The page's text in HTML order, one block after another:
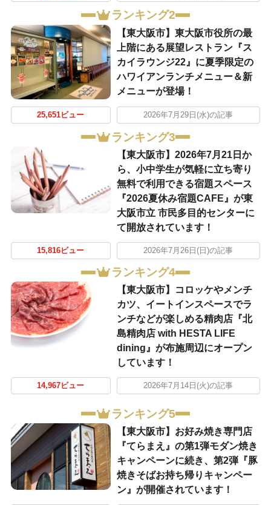
ランキング2
【東大阪市】東大阪市役所の最
上階にある展望レストラン『ス
カイラウンジ22』に夏季限定の
ハワイアンランチメニュー＆新
メニューが登場！
25,651ビュー 2026年7月29日(水)の記事
ランキング3
【東大阪市】2026年7月21日か
ら、小中学生が気軽に立ち寄り
無料で利用できる宿題スペース
『2026夏休み宿題CAFE』が東
大阪市立 市民多目的センターに
て開放されています！
15,816ビュー 2026年7月26日(日)の記事
ランキング4
【東大阪市】コロッケやメンチ
カツ、イートインスペースでラ
ンチなどが楽しめる精肉店『北
島精肉店 with HESTA LIFE
dining』が布施周辺にオープン
しています！
14,967ビュー 2026年7月14日(火)の記事
ランキング5
【東大阪市】お好み焼き専門店
『てらまえ』の第1弾モダン焼き
キャンペーンに続き、第2弾『豚
焼きそばお持ち帰りキャンペー
ン』が開催されています！